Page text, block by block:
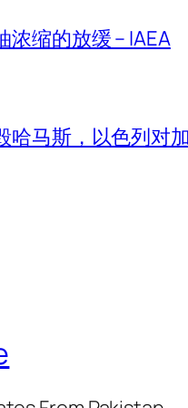
缩的放缓 – IAEA
哈马斯，以色列对